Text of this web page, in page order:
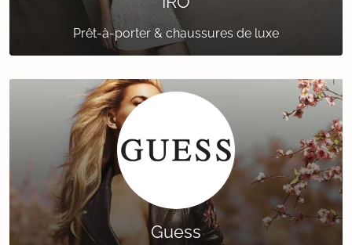
Prêt-à-porter & chaussures de luxe
Guess